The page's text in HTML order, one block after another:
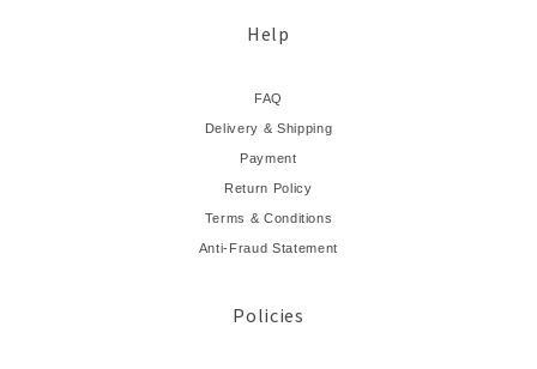
Help
FAQ
Delivery & Shipping
Payment
Return Policy
Terms & Conditions
Anti-Fraud Statement
Policies